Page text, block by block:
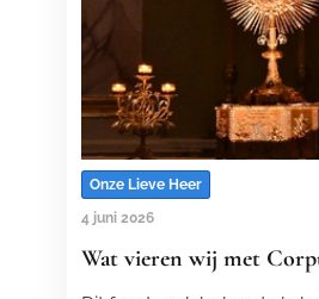
Onze Lieve Heer
4 juni 2026
Wat vieren wij met